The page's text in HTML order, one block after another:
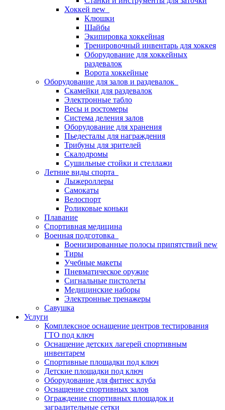
Хоккей new
Клюшки
Шайбы
Экипировка хоккейная
Тренировочный инвентарь для хоккея
Оборудование для хоккейных
раздевалок
Ворота хоккейные
Оборудование для залов и раздевалок
Скамейки для раздевалок
Электронные табло
Весы и ростомеры
Система деления залов
Оборудование для хранения
Пьедесталы для награждения
Трибуны для зрителей
Скалодромы
Сушильные стойки и стеллажи
Летние виды спорта
Лыжероллеры
Самокаты
Велоспорт
Роликовые коньки
Плавание
Спортивная медицина
Военная подготовка
Военизированные полосы припятствий new
Тиры
Учебные макеты
Пневматическое оружие
Сигнальные пистолеты
Медицинские наборы
Электронные тренажеры
Савушка
Услуги
Комплексное оснащение центров тестирования
ГТО под ключ
Оснащение детских лагерей спортивным
инвентарем
Спортивные площадки под ключ
Детские площадки под ключ
Оборудование для фитнес клуба
Оснащение спортивных залов
Ограждение спортивных площадок и
заградительные сетки